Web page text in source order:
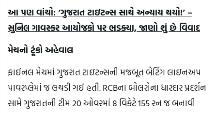
આ પણ વાંચો: ‘ગુજરાત ટાઇટન્સ સાથે અન્યાય થયો!’ –
સુનિલ ગાવસ્કર આયોજકો પર ભડક્યા, જાણો શું છે વિવાદ
મેચનો ટૂંકો અહેવાલ
ફાઈનલ મેચમાં ગુજરાત ટાઇટન્સની મજબૂત બેટિંગ લાઇનઅપ
પાવરપ્લેમાં જ લથડી ગઈ હતી. RCBના બોલરોના ધારદાર પ્રદર્શન
સામે ગુજરાતની ટીમ 20 ઓવરમાં 8 વિકેટે 155 રન જ બનાવી